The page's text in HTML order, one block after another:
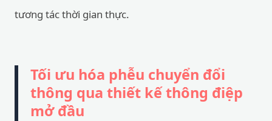
tương tác thời gian thực.
Tối ưu hóa phễu chuyển đổi
thông qua thiết kế thông điệp
mở đầu